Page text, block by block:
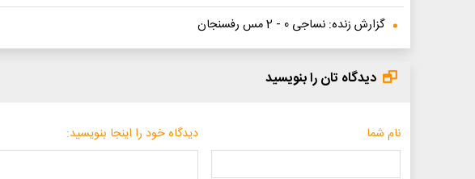
گزارش زنده: نساجی 0 - 2 مس رفسنجان
دیدگاه تان را بنویسید
نام شما دیدگاه خود را اینجا بنویسید: